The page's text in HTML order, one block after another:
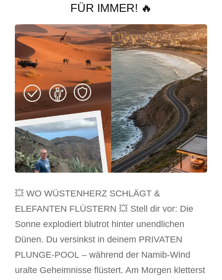
FÜR IMMER! 🔥
💥 WO WÜSTENHERZ SCHLÄGT &
ELEFANTEN FLÜSTERN 💥 Stell dir vor: Die
Sonne explodiert blutrot hinter unendlichen
Dünen. Du versinkst in deinem PRIVATEN
PLUNGE-POOL – während der Namib-Wind
uralte Geheimnisse flüstert. Am Morgen kletterst